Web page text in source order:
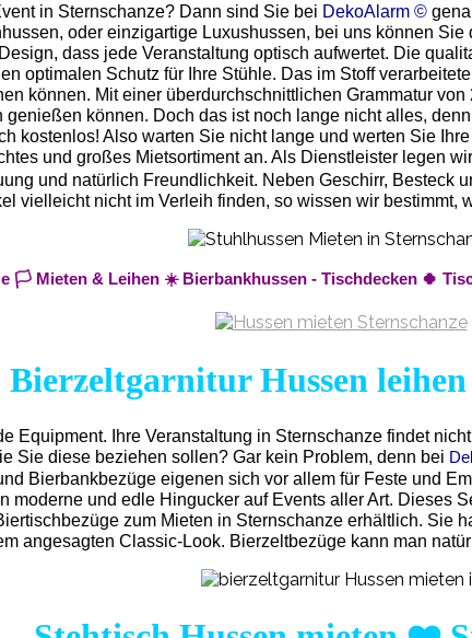
in Sternschanze? Dann sind Sie bei DekoAlarm ©
oder einzigartige Luxushussen, bei uns können
dass jede Veranstaltung optisch aufwertet. Die
optimalen Schutz für Ihre Stühle. Das im Stoff
können. Mit einer überdurchschnittlichen Grammatur
können. Doch das ist noch lange nicht alles,
kostenlos! Also warten Sie nicht lange und werten Sie
und großes Mietsortiment an. Als Dienstleister legen
und natürlich Freundlichkeit. Neben Geschirr, Besteck
vielleicht nicht im Verleih finden, so wissen wir bestimmt,
🏳️ Mieten & Leihen ☀️ Bierbankhussen - Tischdecken 🍀
Bierzeltgarnitur Hussen leihen
Equipment.
Ihre Veranstaltung in Sternschanze findet
Sie diese beziehen sollen? Gar kein Problem, denn bei
Bierbankbezüge eigenen sich vor allem für Feste und
moderne und edle Hingucker auf Events aller Art. Dieses
zum Mieten in Sternschanze erhältlich. Sie
angesagten Classic-Look. Bierzeltbezüge kann man